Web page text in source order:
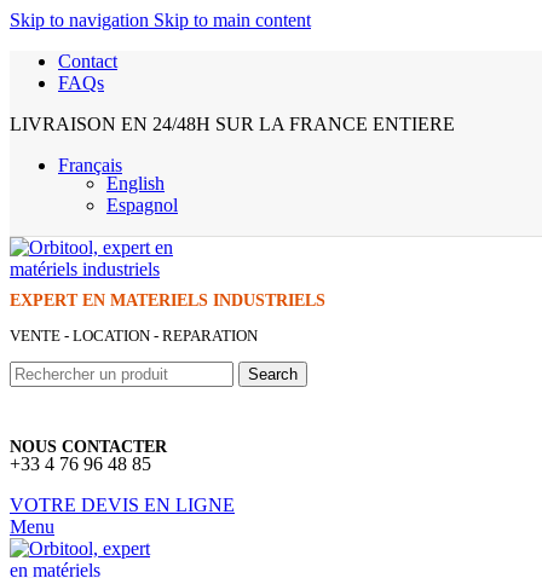
Skip to navigation Skip to main content
Contact
FAQs
LIVRAISON EN 24/48H SUR LA FRANCE ENTIERE
Français
English
Espagnol
EXPERT EN MATERIELS INDUSTRIELS
VENTE - LOCATION - REPARATION
Search
NOUS CONTACTER
+33 4 76 96 48 85
VOTRE DEVIS EN LIGNE
Menu